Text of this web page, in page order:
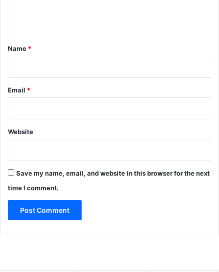
*
Name *
Email *
Website
Save my name, email, and website in this browser for the next
time I comment.